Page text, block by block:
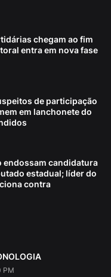
chegam ao fim
entra em nova fase
de participação
em lanchonete do
endossam candidatura
estadual; líder do
contra
PM